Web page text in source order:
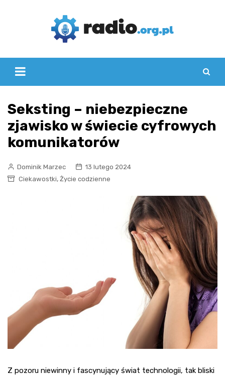
Seksting – niebezpieczne
zjawisko w świecie cyfrowych
komunikatorów
Dominik Marzec
13 lutego 2024
Ciekawostki, Życie codzienne
Z pozoru niewinny i fascynujący świat technologii, tak bliski